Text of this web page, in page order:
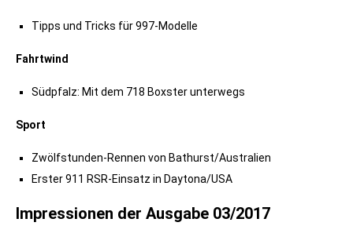
Tipps und Tricks für 997-Modelle
Fahrtwind
Südpfalz: Mit dem 718 Boxster unterwegs
Sport
Zwölfstunden-Rennen von Bathurst/Australien
Erster 911 RSR-Einsatz in Daytona/USA
Impressionen der Ausgabe 03/2017